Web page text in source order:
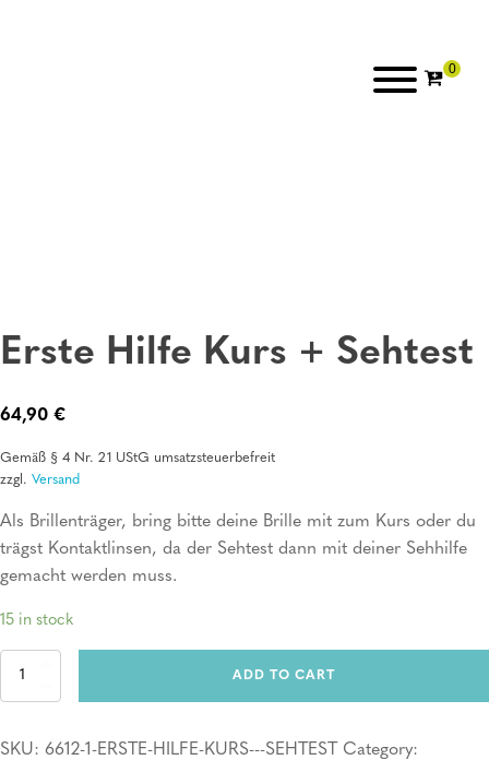
Erste Hilfe Kurs + Sehtest
64,90 €
Gemäß § 4 Nr. 21 UStG umsatzsteuerbefreit
zzgl. Versand
Als Brillenträger, bring bitte deine Brille mit zum Kurs oder du
trägst Kontaktlinsen, da der Sehtest dann mit deiner Sehhilfe
gemacht werden muss.
15 in stock
Erste
Sehtest
ADD TO CART
SKU: 6612-1-ERSTE-HILFE-KURS---SEHTEST
Category: